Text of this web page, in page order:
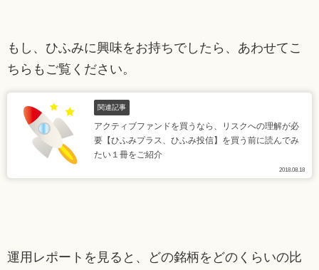
もし、ひふみに興味をお持ちでしたら、あわせてこ
ちらもご覧ください。
関連記事
アクティブファンドを買うなら、リスクへの理解が必
要【ひふみプラス、ひふみ投信】を買う前に読んでみ
たい１冊をご紹介
2018.08.18
運用レポートを見ると、どの銘柄をどのくらいの比